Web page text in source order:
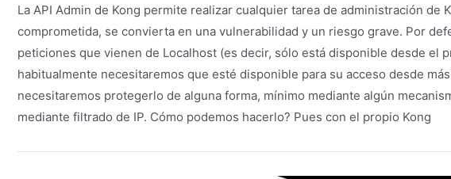
La API Admin de Kong permite realizar cualquier tarea de administración de
comprometida, se convierta en una vulnerabilidad y un riesgo grave. Por
peticiones que vienen de Localhost (es decir, sólo está disponible desde el
habitualmente necesitaremos que esté disponible para su acceso desde
necesitaremos protegerlo de alguna forma, mínimo mediante algún
mediante filtrado de IP. Cómo podemos hacerlo? Pues con el propio Kong